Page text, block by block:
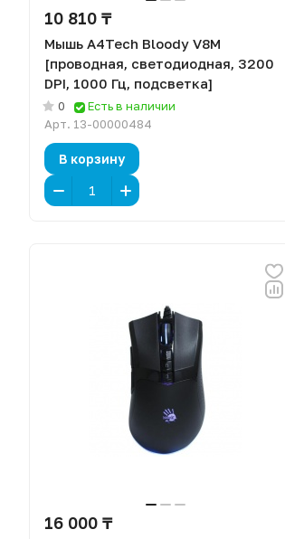
10 810 ₸
Мышь A4Tech Bloody V8M
[проводная, светодиодная, 3200
DPI, 1000 Гц, подсветка]
0
Есть в наличии
Арт. 13-00000484
В корзину
16 000 ₸